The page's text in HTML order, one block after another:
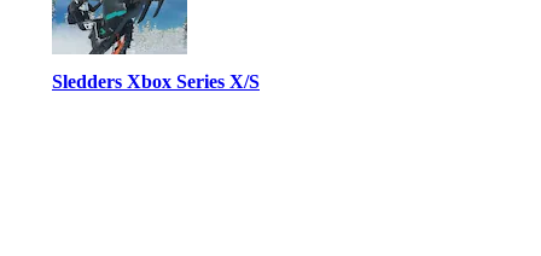
Sledders Xbox Series X/S